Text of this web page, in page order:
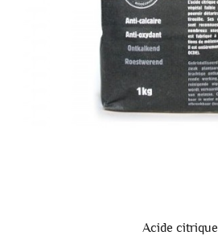
Acide citrique